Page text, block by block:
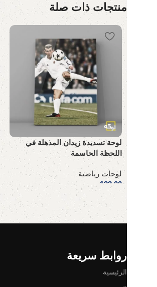
منتجات ذات صلة
لوحة تسديدة زيدان المذهلة في
اللحظة الحاسمة
لوحات رياضية
123,00 ر.س
إضافة إلى السلة
Read More
روابط سريعة
الرئيسية